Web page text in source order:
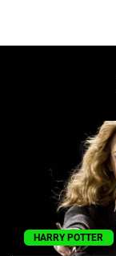
HARRY POTTER